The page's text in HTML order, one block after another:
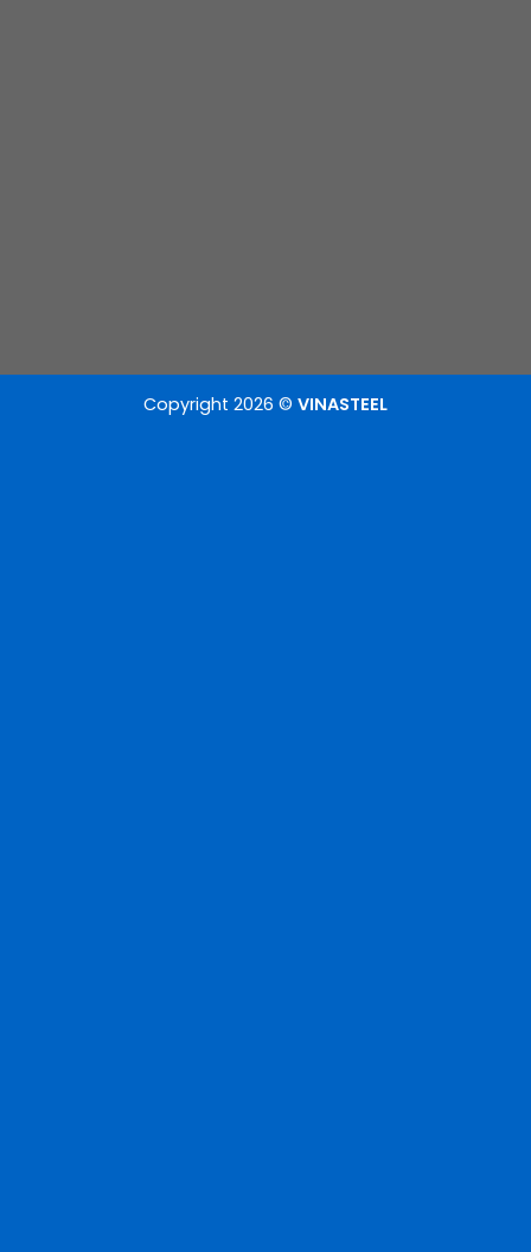
Copyright 2026 © VINASTEEL